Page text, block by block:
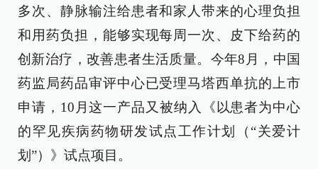
多次、静脉输注给患者和家人带来的心理负担
和用药负担，能够实现每周一次、皮下给药的
创新治疗，改善患者生活质量。今年8月，中国
药监局药品审评中心已受理马塔西单抗的上市
申请，10月这一产品又被纳入《以患者为中心
的罕见疾病药物研发试点工作计划（“关爱计
划”）》试点项目。